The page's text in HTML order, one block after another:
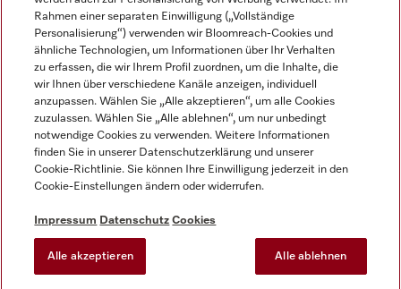
AGB
Datenschutz
Nutzungsbedingungen
Barrierefreiheitserklärung
EU-Gesetzen über digitale Dienste
Cookie-Einstellungen
Rahmen einer separaten Einwilligung („Vollständige
Personalisierung“) verwenden wir Bloomreach-Cookies und
ähnliche Technologien, um Informationen über Ihr Verhalten
zu erfassen, die wir Ihrem Profil zuordnen, um die Inhalte, die
wir Ihnen über verschiedene Kanäle anzeigen, individuell
anzupassen. Wählen Sie „Alle akzeptieren“, um alle Cookies
zuzulassen. Wählen Sie „Alle ablehnen“, um nur unbedingt
notwendige Cookies zu verwenden. Weitere Informationen
finden Sie in unserer Datenschutzerklärung und unserer
Cookie-Richtlinie. Sie können Ihre Einwilligung jederzeit in den
Cookie-Einstellungen ändern oder widerrufen.
Impressum Datenschutz Cookies
Alle akzeptieren Alle ablehnen